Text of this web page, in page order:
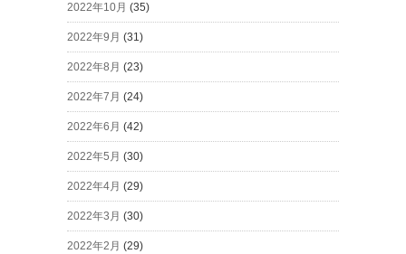
2022年10月 (35)
2022年9月 (31)
2022年8月 (23)
2022年7月 (24)
2022年6月 (42)
2022年5月 (30)
2022年4月 (29)
2022年3月 (30)
2022年2月 (29)